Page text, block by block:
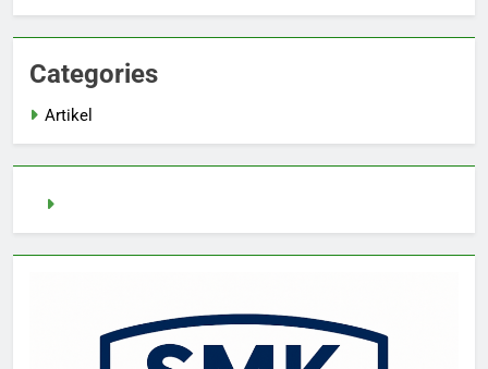
Categories
Artikel